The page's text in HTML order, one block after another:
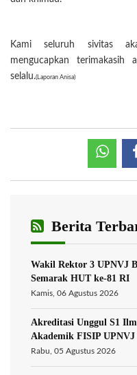
Kami seluruh sivitas
mengucapkan terimakasih
selalu.(Laporan Anisa)
Berita
Wakil Rektor 3 UPNVJ
Semarak HUT ke-81 RI
Kamis, 06 Agustus 2026
Akreditasi Unggul S1
Akademik FISIP UPNVJ
Rabu, 05 Agustus 2026